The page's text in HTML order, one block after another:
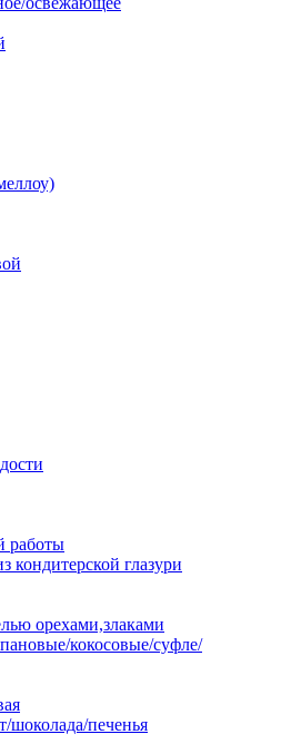
работы
кондитерской глазури
орехами,злаками
кокосовые/суфле/
шоколада/печенья